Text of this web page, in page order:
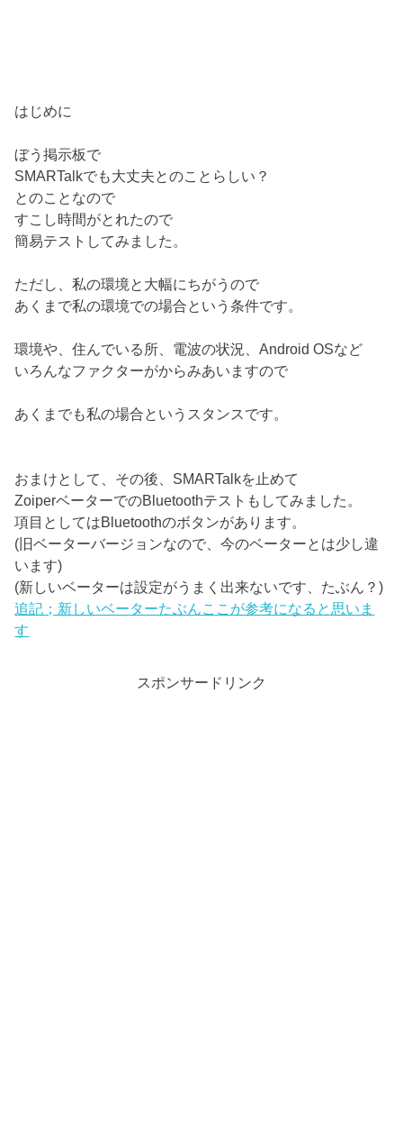
はじめに
ぼう掲示板で
SMARTalkでも大丈夫とのことらしい？
とのことなので
すこし時間がとれたので
簡易テストしてみました。
ただし、私の環境と大幅にちがうので
あくまで私の環境での場合という条件です。
環境や、住んでいる所、電波の状況、Android OSなど
いろんなファクターがからみあいますので
あくまでも私の場合というスタンスです。
おまけとして、その後、SMARTalkを止めて
ZoiperベーターでのBluetoothテストもしてみました。
項目としてはBluetoothのボタンがあります。
(旧ベーターバージョンなので、今のベーターとは少し違
います)
(新しいベーターは設定がうまく出来ないです、たぶん？)
追記；新しいベーターたぶんここが参考になると思いま
す
スポンサードリンク